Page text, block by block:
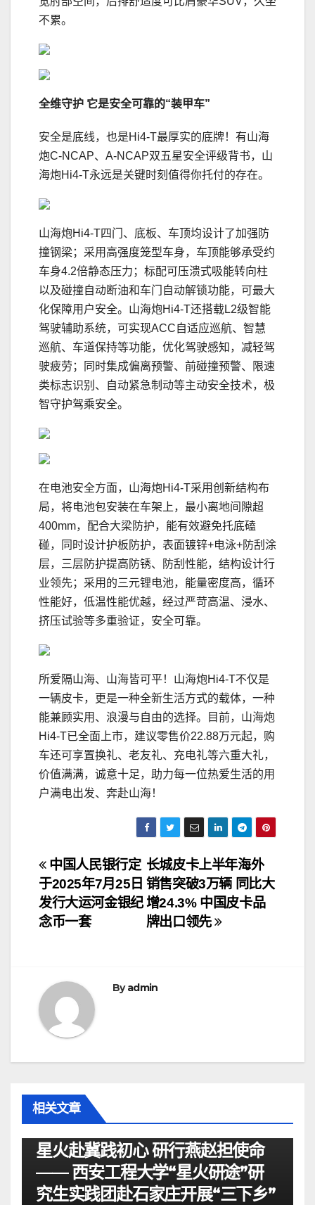
不累。
全维守护 它是安全可靠的“装甲车”
安全是底线，也是Hi4-T最厚实的底牌！有山海
炮C-NCAP、A-NCAP双五星安全评级背书，山
海炮Hi4-T永远是关键时刻值得你托付的存在。
山海炮Hi4-T四门、底板、车顶均设计了加强防
撞钢梁；采用高强度笼型车身，车顶能够承受约
车身4.2倍静态压力；标配可压溃式吸能转向柱
以及碰撞自动断油和车门自动解锁功能，可最大
化保障用户安全。山海炮Hi4-T还搭载L2级智能
驾驶辅助系统，可实现ACC自适应巡航、智慧
巡航、车道保持等功能，优化驾驶感知，减轻驾
驶疲劳；同时集成偏离预警、前碰撞预警、限速
类标志识别、自动紧急制动等主动安全技术，极
智守护驾乘安全。
在电池安全方面，山海炮Hi4-T采用创新结构布
局，将电池包安装在车架上，最小离地间隙超
400mm，配合大梁防护，能有效避免托底磕
碰，同时设计护板防护，表面镀锌+电泳+防刮涂
层，三层防护提高防锈、防刮性能，结构设计行
业领先；采用的三元锂电池，能量密度高，循环
性能好，低温性能优越，经过严苛高温、浸水、
挤压试验等多重验证，安全可靠。
所爱隔山海、山海皆可平！山海炮Hi4-T不仅是
一辆皮卡，更是一种全新生活方式的载体，一种
能兼顾实用、浪漫与自由的选择。目前，山海炮
Hi4-T已全面上市，建议零售价22.88万元起，购
车还可享置换礼、老友礼、充电礼等六重大礼，
价值满满，诚意十足，助力每一位热爱生活的用
户满电出发、奔赴山海！
文
章
导
长城皮卡上半年海外
销售突破3万辆 同比大
增24.3% 中国皮卡品
牌出口领先
中国人民银行定
于2025年7月25日
发行大运河金银纪
念币一套
Byadmin
相关文章
星火赴冀践初心 研行燕赵担使命
—— 西安工程大学“星火研途”研
究生实践团赴石家庄开展“三下乡”